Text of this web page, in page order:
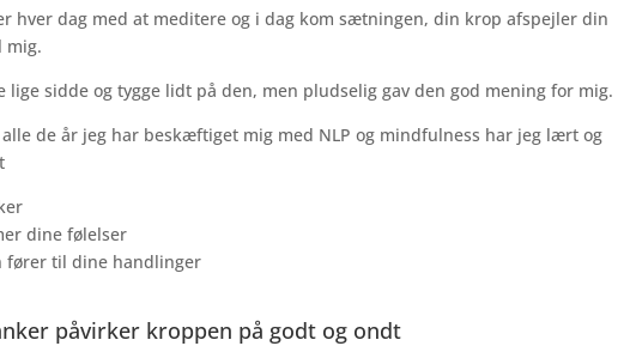
hver dag med at meditere og i dag kom sætningen, din krop afspejler din
mig.
lige sidde og tygge lidt på den, men pludselig gav den god mening for mig.
alle de år jeg har beskæftiget mig med NLP og mindfulness har jeg lært og
dine følelser
fører til dine handlinger
påvirker kroppen på godt og ondt